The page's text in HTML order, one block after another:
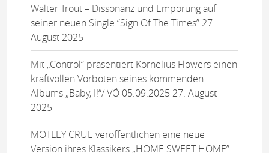
Walter Trout – Dissonanz und Empörung auf
seiner neuen Single “Sign Of The Times” 27.
August 2025
Mit „Control“ präsentiert Kornelius Flowers einen
kraftvollen Vorboten seines kommenden
Albums „Baby, I!“/ VÖ 05.09.2025 27. August
2025
MÖTLEY CRÜE veröffentlichen eine neue
Version ihres Klassikers „HOME SWEET HOME”